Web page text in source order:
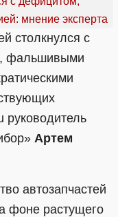
столкнулся с
фальшивыми
руководитель
Артем
автозапчастей
фоне растущего